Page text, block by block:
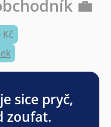
💼
Kč
sice pryč,
zoufat.